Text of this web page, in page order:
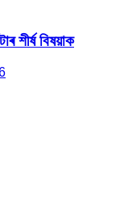
শীৰ্ষ বিষয়াক